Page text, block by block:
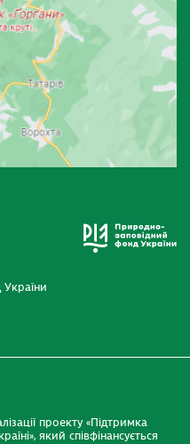
проекту «Підтримка
який співфінансується